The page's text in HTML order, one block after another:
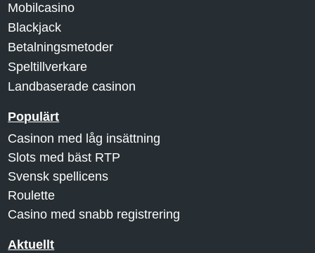
Mobilcasino
Blackjack
Betalningsmetoder
Speltillverkare
Landbaserade casinon
Populärt
Casinon med låg insättning
Slots med bäst RTP
Svensk spellicens
Roulette
Casino med snabb registrering
Aktuellt